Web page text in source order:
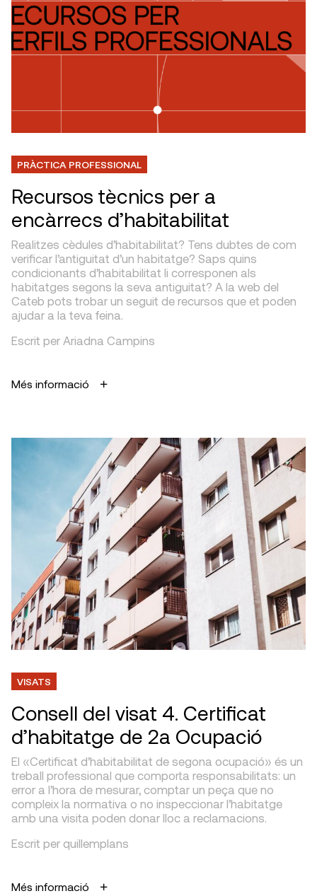
PRÀCTICA PROFESSIONAL
Recursos tècnics per a
encàrrecs d’habitabilitat
Realitzes cèdules d’habitabilitat? Tens dubtes de com
verificar l’antiguitat d’un habitatge? Saps quins
condicionants d’habitabilitat li corresponen als
habitatges segons la seva antiguitat? A la web del
Cateb pots trobar un seguit de recursos que et poden
ajudar a la teva feina.
Escrit per Ariadna Campins
Més informació
VISATS
Consell del visat 4. Certificat
d’habitatge de 2a Ocupació
El «Certificat d’habitabilitat de segona ocupació» és un
treball professional que comporta responsabilitats: un
error a l’hora de mesurar, comptar un peça que no
compleix la normativa o no inspeccionar l’habitatge
amb una visita poden donar lloc a reclamacions.
Escrit per quillemplans
Més informació